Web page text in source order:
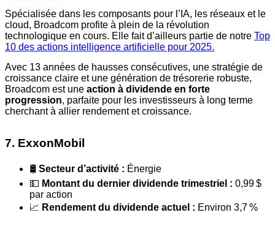
Spécialisée dans les composants pour l’IA, les réseaux et le
cloud, Broadcom profite à plein de la révolution
technologique en cours. Elle fait d’ailleurs partie de notre Top
10 des actions intelligence artificielle pour 2025.
Avec 13 années de hausses consécutives, une stratégie de
croissance claire et une génération de trésorerie robuste,
Broadcom est une action à dividende en forte
progression, parfaite pour les investisseurs à long terme
cherchant à allier rendement et croissance.
7. ExxonMobil
🛢️ Secteur d’activité : Énergie
💵 Montant du dernier dividende trimestriel : 0,99 $
par action
📈 Rendement du dividende actuel : Environ 3,7 %